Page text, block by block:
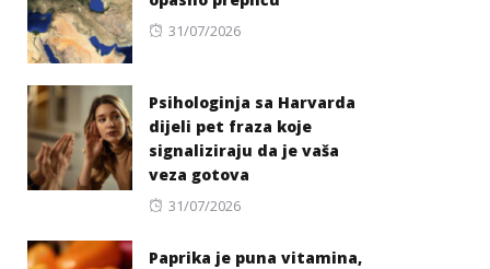
Posted
31/07/2026
Psihologinja sa Harvarda
dijeli pet fraza koje
signaliziraju da je vaša
veza gotova
Posted
31/07/2026
Paprika je puna vitamina,